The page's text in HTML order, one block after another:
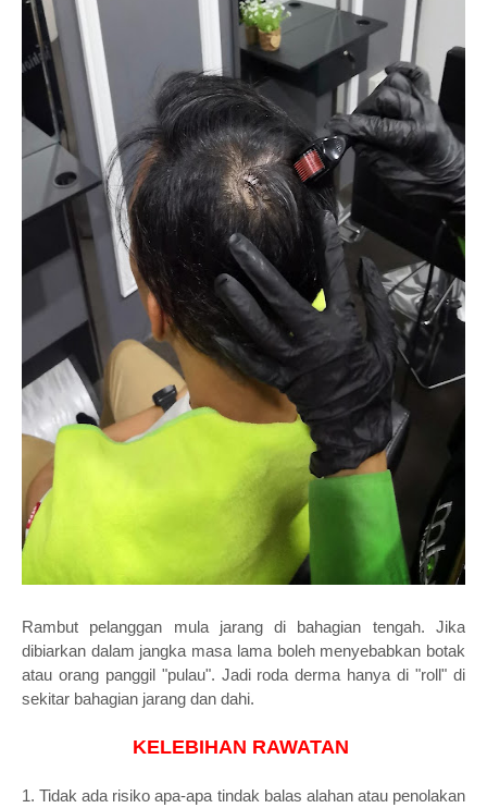
Rambut pelanggan mula jarang di bahagian tengah. Jika
dibiarkan dalam jangka masa lama boleh menyebabkan botak
atau orang panggil "pulau". Jadi roda derma hanya di "roll" di
sekitar bahagian jarang dan dahi.
KELEBIHAN RAWATAN
1. Tidak ada risiko apa-apa tindak balas alahan atau penolakan